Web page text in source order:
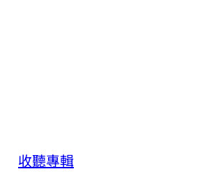
收聽專輯